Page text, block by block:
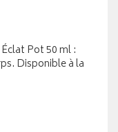
Pot 50 ml :
Disponible à la